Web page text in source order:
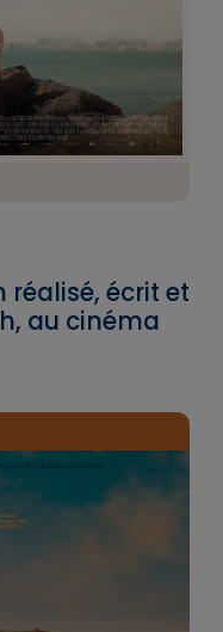
réalisé, écrit et
au cinéma